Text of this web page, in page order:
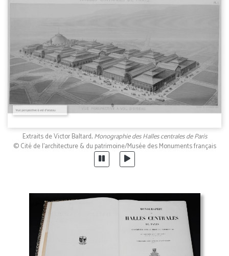
Extraits de Victor Baltard,Monographie des Halles centrales de Paris
© Cité de l'architecture & du patrimoine/Musée des Monuments français